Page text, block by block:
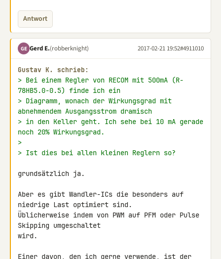
Antwort
GE Gerd E.(robberknight) 2017-02-21 19:52#4911010
Gustav K. schrieb:
> Bei einem Regler von RECOM mit 500mA (R-
78HB5.0-0.5) finde ich ein
> Diagramm, wonach der Wirkungsgrad mit
abnehmendem Ausgangsstrom dramisch
> in den Keller geht. Ich sehe bei 10 mA gerade
noch 20% Wirkungsgrad.
>
> Ist dies bei allen kleinen Reglern so?
grundsätzlich ja.
Aber es gibt Wandler-ICs die besonders auf
niedrige Last optimiert sind.
Üblicherweise indem von PWM auf PFM oder Pulse
Skipping umgeschaltet
wird.